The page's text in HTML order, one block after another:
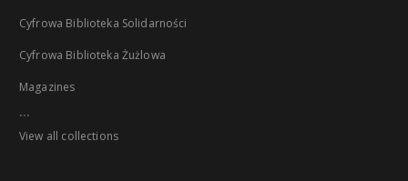
Cyfrowa Biblioteka Solidarności
Cyfrowa Biblioteka Żużlowa
Magazines
...
View all collections